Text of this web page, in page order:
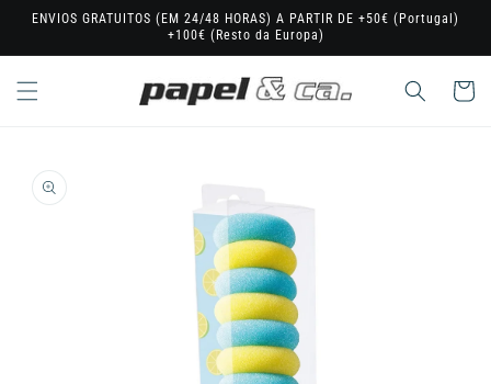
Saltar
para o
ENVIOS GRATUITOS (EM 24/48 HORAS) A PARTIR DE +50€ (Portugal)
+100€ (Resto da Europa)
Carrinho
a
informação